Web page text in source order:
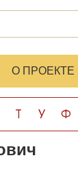
О ПРОЕКТЕ
Т У Ф